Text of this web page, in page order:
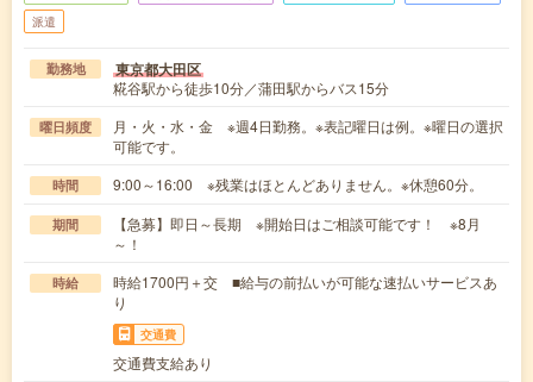
派遣
勤務地 東京都大田区
糀谷駅から徒歩10分／蒲田駅からバス15分
曜日頻度
月・火・水・金 ※週4日勤務。※表記曜日は例。※曜日の選択
可能です。
時間 9:00～16:00 ※残業はほとんどありません。※休憩60分。
期間
【急募】即日～長期 ※開始日はご相談可能です！ ※8月
～！
時給
時給1700円＋交 ■給与の前払いが可能な速払いサービスあ
り
交通費
交通費支給あり